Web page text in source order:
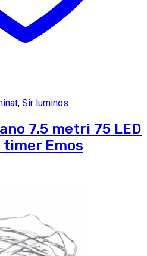
, Sir luminos
7.5 metri 75 LED
Emos